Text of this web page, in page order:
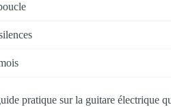
pratique sur la guitare électrique